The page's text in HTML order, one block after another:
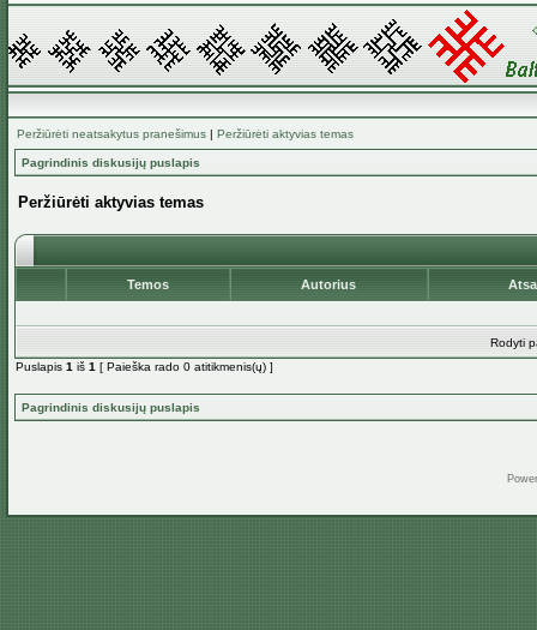
Peržiūrėti neatsakytus pranešimus | Peržiūrėti aktyvias temas
Pagrindinis diskusijų puslapis
Peržiūrėti aktyvias temas
Temos Autorius
Rodyti
Puslapis 1 iš 1 [ Paieška rado 0 atitikmenis(ų) ]
Pagrindinis diskusijų puslapis